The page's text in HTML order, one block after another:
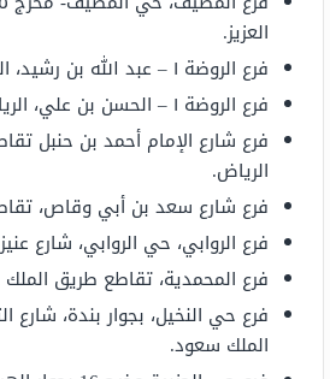
العزيز.
فرع الروضة ١ – عبد الله بن رشيد، الرياض.
فرع الروضة ١ – الحسن بن علي، الرياض.
فرع شارع الإمام أحمد بن حنبل
الرياض.
فرع شارع سعد بن أبي وقاص،
فرع الروابي، حي الروابي، شارع
فرع المحمدية، تقاطع طريق
فرع حي النخيل، بجوار بندة،
الملك سعود.